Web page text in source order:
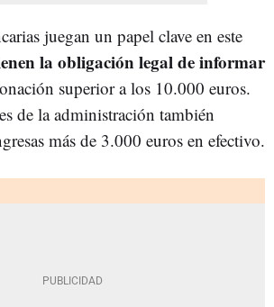
juegan un papel clave en este
la obligación legal de informar
superior a los 10.000 euros.
de la administración también
más de 3.000 euros en efectivo.